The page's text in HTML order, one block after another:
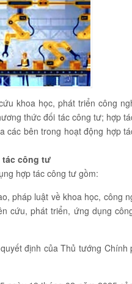
khoa học, phát triển công
thức đối tác công tư; hợp
các bên trong hoạt động hợp
tác công tư
hợp tác công tư gồm:
pháp luật về khoa học, công
cứu, phát triển, ứng dụng
định của Thủ tướng Chính